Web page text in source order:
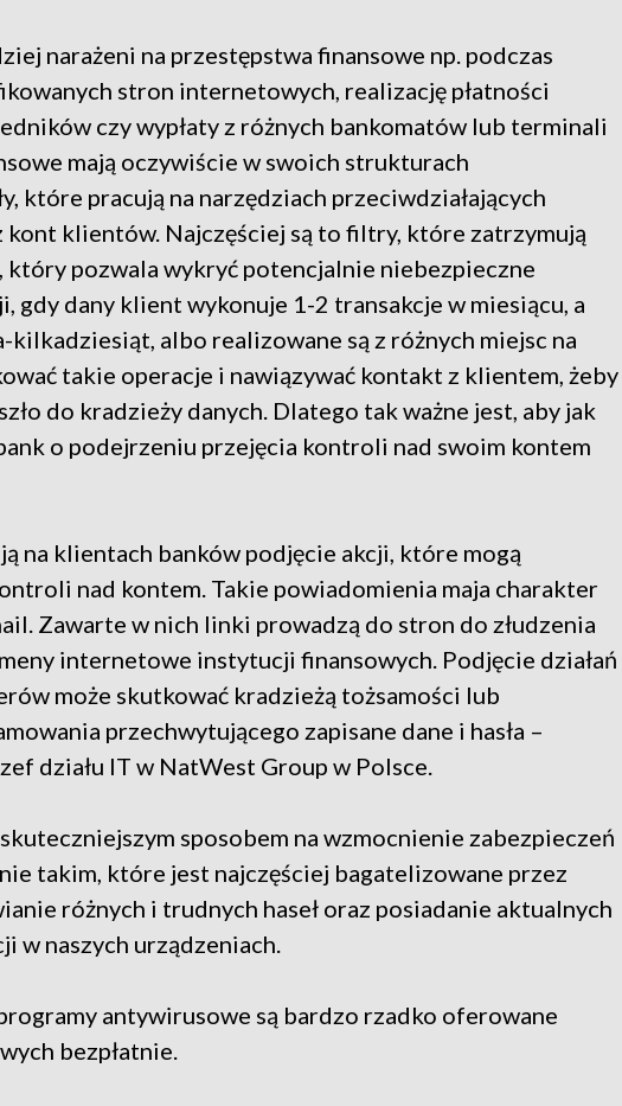
narażeni na przestępstwa finansowe np. podczas
stron internetowych, realizację płatności
czy wypłaty z różnych bankomatów lub terminali
mają oczywiście w swoich strukturach
które pracują na narzędziach przeciwdziałających
kont klientów. Najczęściej są to filtry, które zatrzymują
który pozwala wykryć potencjalnie niebezpieczne
gdy dany klient wykonuje 1-2 transakcje w miesiącu, a
albo realizowane są z różnych miejsc na
takie operacje i nawiązywać kontakt z klientem, żeby
do kradzieży danych. Dlatego tak ważne jest, aby jak
o podejrzeniu przejęcia kontroli nad swoim kontem
na klientach banków podjęcie akcji, które mogą
nad kontem. Takie powiadomienia maja charakter
Zawarte w nich linki prowadzą do stron do złudzenia
internetowe instytucji finansowych. Podjęcie działań
może skutkować kradzieżą tożsamości lub
przechwytującego zapisane dane i hasła –
działu IT w NatWest Group w Polsce.
sposobem na wzmocnienie zabezpieczeń
takim, które jest najczęściej bagatelizowane przez
różnych i trudnych haseł oraz posiadanie aktualnych
w naszych urządzeniach.
antywirusowe są bardzo rzadko oferowane
bezpłatnie.